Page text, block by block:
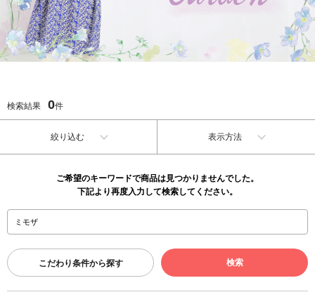
検索結果 0件
絞り込む 表示方法
ご希望のキーワードで商品は見つかりませんでした。
下記より再度入力して検索してください。
こだわり条件から探す